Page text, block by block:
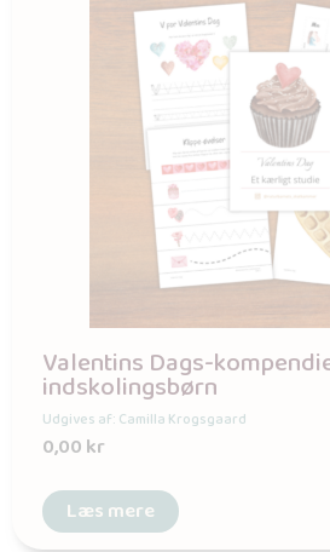
Valentins Dags-
indskolingsbørn
Udgives af: Camilla Krogsgaard
0,00kr
Læs mere